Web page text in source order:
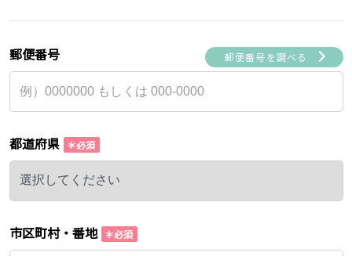
郵便番号 郵便番号を調べる
都道府県
市区町村・番地